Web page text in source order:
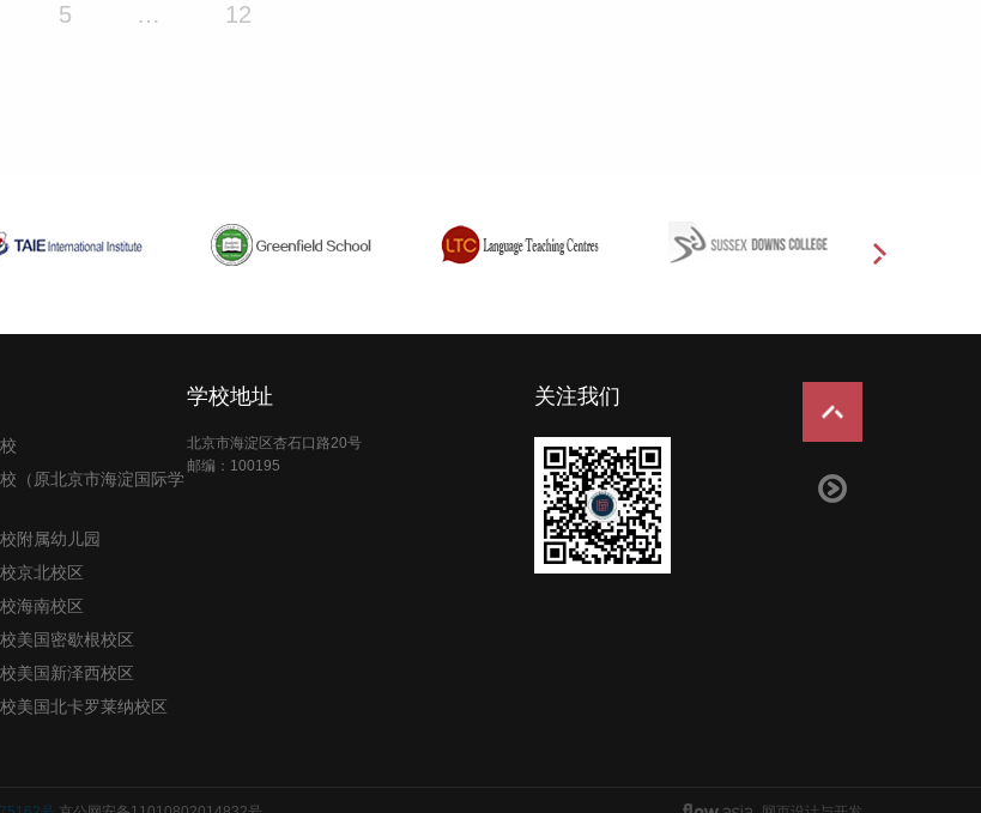
5 … 12
（原北京市海淀国际学
附属幼儿园
京北校区
海南校区
美国密歇根校区
美国新泽西校区
美国北卡罗莱纳校区
学校地址
北京市海淀区杏石口路20号
邮编：100195
关注我们